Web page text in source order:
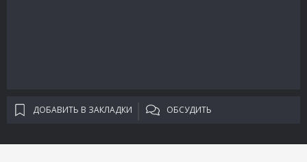
ДОБАВИТЬ В ЗАКЛАДКИ ОБСУДИТЬ